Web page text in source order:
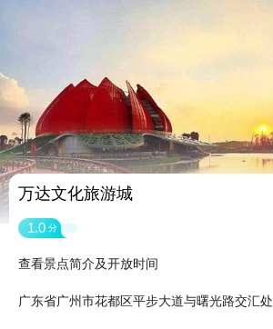
万达文化旅游城
1.0 分
查看景点简介及开放时间
广东省广州市花都区平步大道与曙光路交汇处